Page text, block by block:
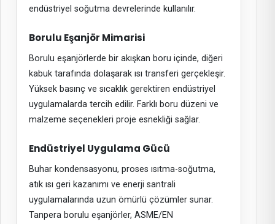
endüstriyel soğutma devrelerinde kullanılır.
Borulu Eşanjör Mimarisi
Borulu eşanjörlerde bir akışkan boru içinde, diğeri
kabuk tarafında dolaşarak ısı transferi gerçekleşir.
Yüksek basınç ve sıcaklık gerektiren endüstriyel
uygulamalarda tercih edilir. Farklı boru düzeni ve
malzeme seçenekleri proje esnekliği sağlar.
Endüstriyel Uygulama Gücü
Buhar kondensasyonu, proses ısıtma-soğutma,
atık ısı geri kazanımı ve enerji santrali
uygulamalarında uzun ömürlü çözümler sunar.
Tanpera borulu eşanjörler, ASME/EN